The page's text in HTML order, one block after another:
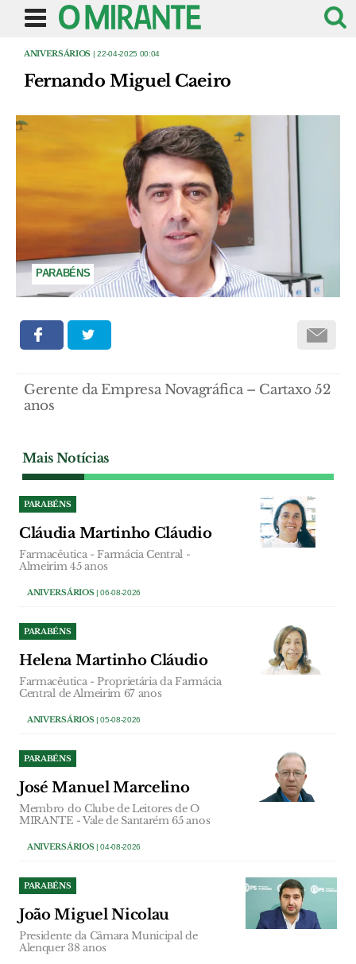
ANIVERSÁRIOS | 22-04-2025 00:04
Fernando Miguel Caeiro
PARABÉNS
Gerente da Empresa Novagráfica – Cartaxo 52
anos
Mais Notícias
PARABÉNS
Cláudia Martinho Cláudio
Farmacêutica - Farmácia Central -
Almeirim 45 anos
ANIVERSÁRIOS| 06-08-2026
PARABÉNS
Helena Martinho Cláudio
Farmacêutica - Proprietária da Farmácia
Central de Almeirim 67 anos
ANIVERSÁRIOS| 05-08-2026
PARABÉNS
José Manuel Marcelino
Membro do Clube de Leitores de O
MIRANTE - Vale de Santarém 65 anos
ANIVERSÁRIOS| 04-08-2026
PARABÉNS
João Miguel Nicolau
Presidente da Câmara Municipal de
Alenquer 38 anos